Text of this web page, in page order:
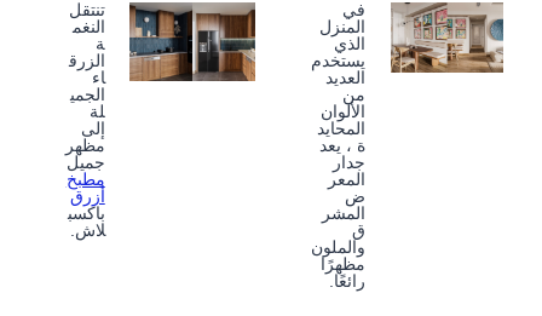
في
المنزل
الذي
يستخدم
العديد
من
الألوان
المحايد
ة ، يعد
جدار
المعر
ض
المشر
ق
والملون
مظهرًا
رائعًا.
تنتقل
النغم
ة
الزرق
اء
الجمي
لة
إلى
مظهر
جميل
مطبخ
أزرق
باكسب
لاش.